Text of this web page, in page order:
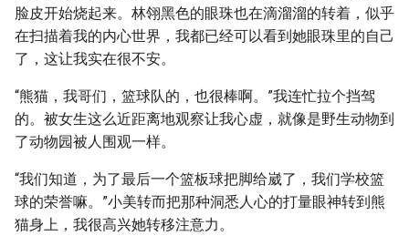
脸皮开始烧起来。林翎黑色的眼珠也在滴溜溜的转着，似乎
在扫描着我的内心世界，我都已经可以看到她眼珠里的自己
了，这让我实在很不安。
“熊猫，我哥们，篮球队的，也很棒啊。”我连忙拉个挡驾
的。被女生这么近距离地观察让我心虚，就像是野生动物到
了动物园被人围观一样。
“我们知道，为了最后一个篮板球把脚给崴了，我们学校篮
球的荣誉嘛。”小美转而把那种洞悉人心的打量眼神转到熊
猫身上，我很高兴她转移注意力。